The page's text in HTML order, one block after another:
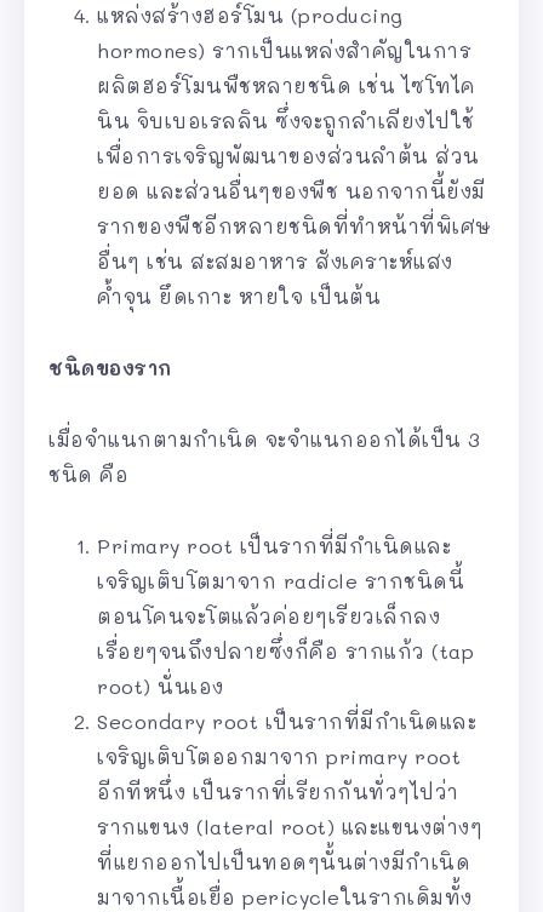
แหล่งสร้างฮอร์โมน (producing
hormones) รากเป็นแหล่งสำคัญในการ
ผลิตฮอร์โมนพืชหลายชนิด เช่น ไซโทไค
นิน จิบเบอเรลลิน ซึ่งจะถูกลำเลียงไปใช้
เพื่อการเจริญพัฒนาของส่วนลำต้น ส่วน
ยอด และส่วนอื่นๆของพืช นอกจากนี้ยังมี
รากของพืชอีกหลายชนิดที่ทำหน้าที่พิเศษ
อื่นๆ เช่น สะสมอาหาร สังเคราะห์แสง
ค้ำจุน ยึดเกาะ หายใจ เป็นต้น
ชนิดของราก
เมื่อจำแนกตามกำเนิด จะจำแนกออกได้เป็น 3
ชนิด คือ
Primary root เป็นรากที่มีกำเนิดและ
เจริญเติบโตมาจาก radicle รากชนิดนี้
ตอนโคนจะโตแล้วค่อยๆเรียวเล็กลง
เรื่อยๆจนถึงปลายซึ่งก็คือ รากแก้ว (tap
root) นั่นเอง
Secondary root เป็นรากที่มีกำเนิดและ
เจริญเติบโตออกมาจาก primary root
อีกทีหนึ่ง เป็นรากที่เรียกกันทั่วๆไปว่า
รากแขนง (lateral root) และแขนงต่างๆ
ที่แยกออกไปเป็นทอดๆนั้นต่างมีกำเนิด
มาจากเนื้อเยื่อ pericycleในรากเดิมทั้ง